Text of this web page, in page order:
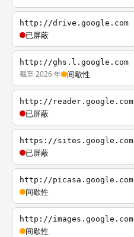
http://drive.google.com
已屏蔽
http://ghs.l.google.com
截至 2026 年 间歇性
http://reader.google.com
已屏蔽
https://sites.google.com
已屏蔽
http://picasa.google.com
间歇性
http://images.google.com
间歇性